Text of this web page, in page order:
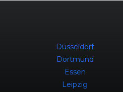
Düsseldorf
Dortmund
Essen
Leipzig